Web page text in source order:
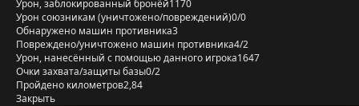
Урон, заблокированный бронёй1170
Урон союзникам (уничтожено/повреждений)0/0
Обнаружено машин противника3
Повреждено/уничтожено машин противника4/2
Урон, нанесённый с помощью данного игрока1647
Очки захвата/защиты базы0/2
Пройдено километров2,84
Закрыть